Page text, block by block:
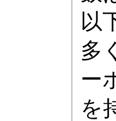
以
多
ー
を